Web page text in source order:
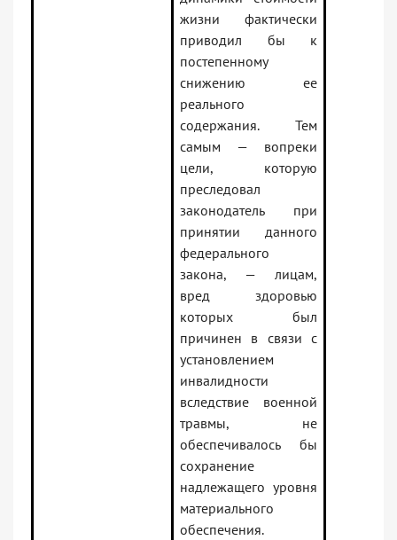
жизни фактически
приводил бы к
постепенному
снижению ее
реального
содержания. Тем
самым — вопреки
цели, которую
преследовал
законодатель при
принятии данного
федерального
закона, — лицам,
вред здоровью
которых был
причинен в связи с
установлением
инвалидности
вследствие военной
травмы, не
обеспечивалось бы
сохранение
надлежащего уровня
материального
обеспечения.